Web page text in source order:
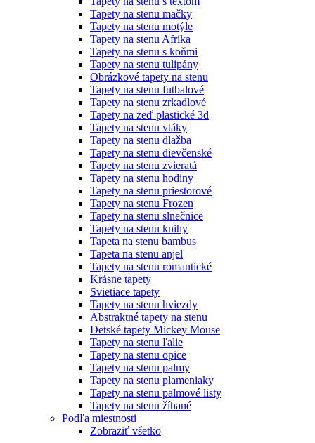
Tapety na stenu mačky
Tapety na stenu motýle
Tapety na stenu Afrika
Tapety na stenu s koňmi
Tapety na stenu tulipány
Obrázkové tapety na stenu
Tapety na stenu futbalové
Tapety na stenu zrkadlové
Tapety na zeď plastické 3d
Tapety na stenu vtáky
Tapety na stenu dlažba
Tapety na stenu dievčenské
Tapety na stenu zvieratá
Tapety na stenu hodiny
Tapety na stenu priestorové
Tapety na stenu Frozen
Tapety na stenu slnečnice
Tapety na stenu knihy
Tapeta na stenu bambus
Tapeta na stenu anjel
Tapety na stenu romantické
Krásne tapety
Svietiace tapety
Tapety na stenu hviezdy
Abstraktné tapety na stenu
Detské tapety Mickey Mouse
Tapety na stenu ľalie
Tapety na stenu opice
Tapety na stenu palmy
Tapety na stenu plameniaky
Tapety na stenu palmové listy
Tapety na stenu žíhané
Podľa miestnosti
Zobraziť všetko